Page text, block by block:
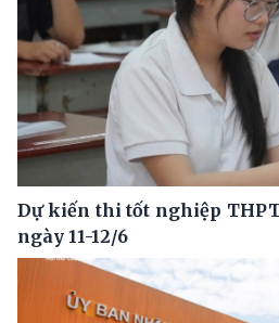
Dự kiến thi tốt nghiệp
ngày 11-12/6